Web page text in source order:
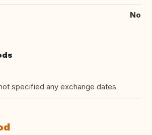
No
specified any exchange dates